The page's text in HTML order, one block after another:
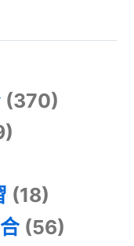
(370)
(18)
(56)